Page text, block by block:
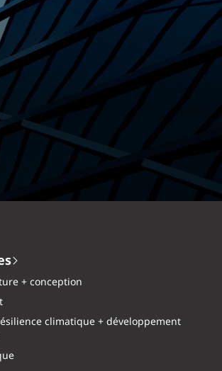
chez EXP.
+ conception
climatique + développement